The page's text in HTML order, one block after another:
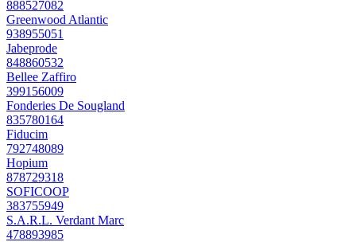
888527082
Greenwood Atlantic
938955051
Jabeprode
848860532
Bellee Zaffiro
399156009
Fonderies De Sougland
835780164
Fiducim
792748089
Hopium
878729318
SOFICOOP
383755949
S.A.R.L. Verdant Marc
478893985